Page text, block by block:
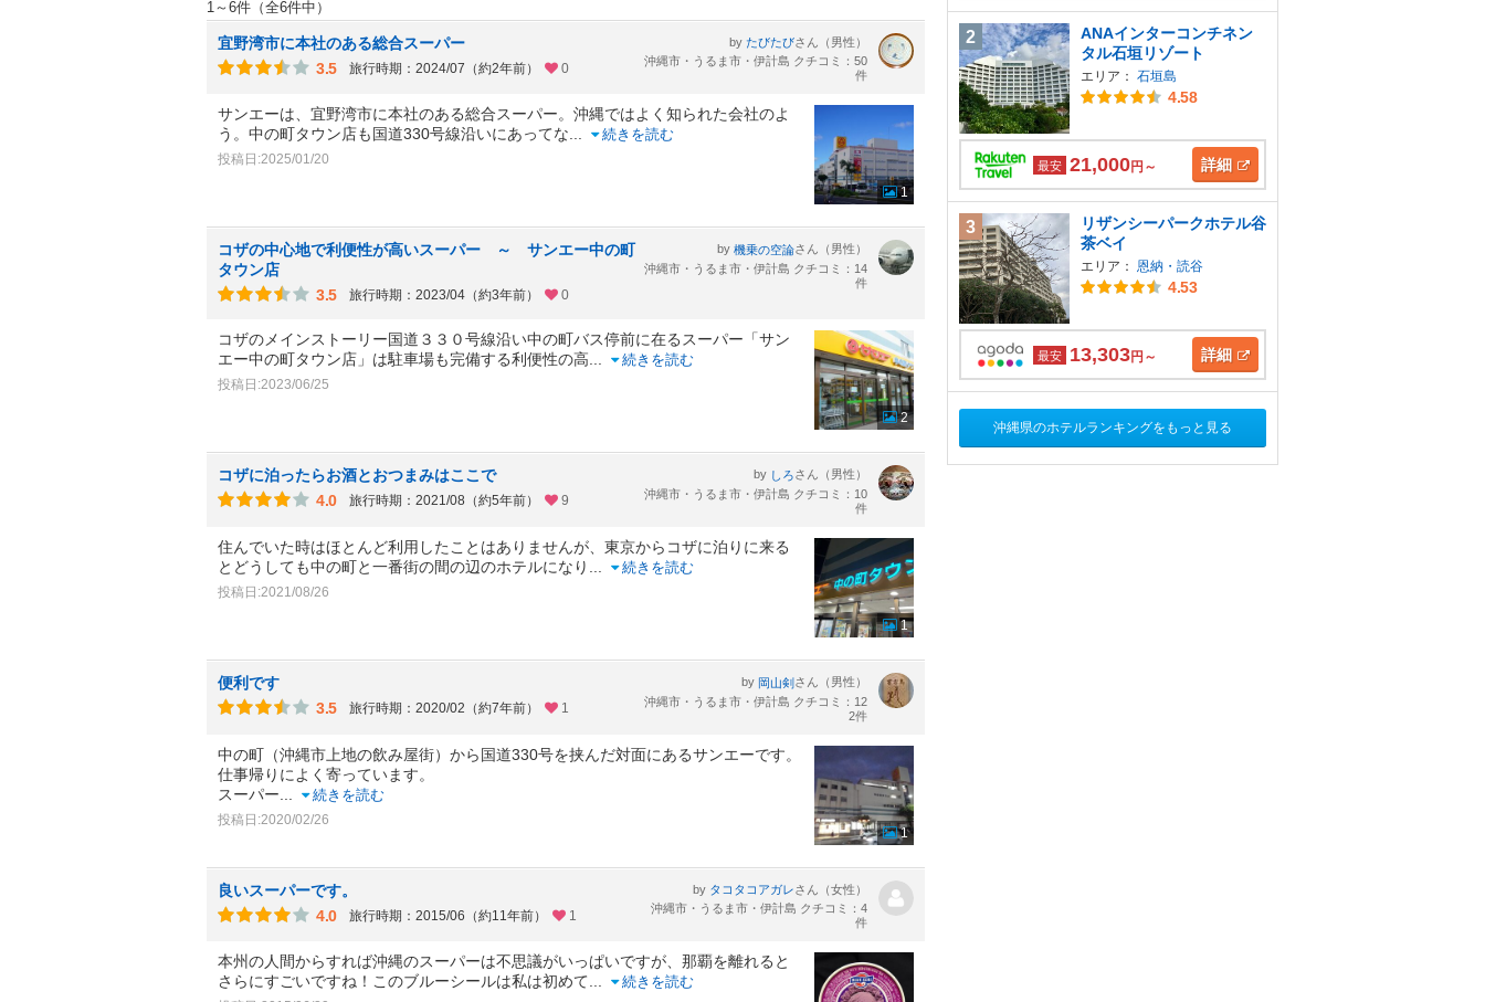
1～6件（全6件中）
宜野湾市に本社のある総合スーパー
3.5
旅行時期：2024/07（約2年前） 0
by たびたびさん（男性）
沖縄市・うるま市・伊計島 クチコミ：50
件
サンエーは、宜野湾市に本社のある総合スーパー。沖縄ではよく知られた会社のよ
う。中の町タウン店も国道330号線沿いにあってな... 続きを読む
投稿日:2025/01/20
1
コザの中心地で利便性が高いスーパー ～ サンエー中の町
タウン店
3.5
旅行時期：2023/04（約3年前） 0
by 機乗の空論さん（男性）
沖縄市・うるま市・伊計島 クチコミ：14
件
コザのメインストーリー国道３３０号線沿い中の町バス停前に在るスーパー「サン
エー中の町タウン店」は駐車場も完備する利便性の高... 続きを読む
投稿日:2023/06/25
2
コザに泊ったらお酒とおつまみはここで
4.0
旅行時期：2021/08（約5年前） 9
by しろさん（男性）
沖縄市・うるま市・伊計島 クチコミ：10
件
住んでいた時はほとんど利用したことはありませんが、東京からコザに泊りに来る
とどうしても中の町と一番街の間の辺のホテルになり
続きを読む
投稿日:2021/08/26
1
便利です
3.5
旅行時期：2020/02（約7年前） 1
by 岡山剣さん（男性）
沖縄市・うるま市・伊計島 クチコミ：12
2件
中の町（沖縄市上地の飲み屋街）から国道330号を挟んだ対面にあるサンエーです。
仕事帰りによく寄っています。
スーパー
続きを読む
投稿日:2020/02/26
1
良いスーパーです。
4.0
旅行時期：2015/06（約11年前） 1
by タコタコアガレさん（女性）
沖縄市・うるま市・伊計島 クチコミ：4
件
本州の人間からすれば沖縄のスーパーは不思議がいっぱいですが、那覇を離れると
さらにすごいですね！このブルーシールは私は初めて
続きを読む
2
ANAインターコンチネン
タル石垣リゾート
エリア： 石垣島
4.58
最安 21,000円～ 詳細
3
リザンシーパークホテル谷
茶ベイ
エリア： 恩納・読谷
4.53
最安 13,303円～ 詳細
沖縄県のホテルランキングをもっと見る